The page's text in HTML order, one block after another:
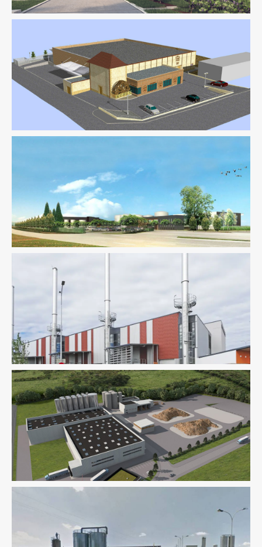
Industrie Ingenierie TCE Pilotage D'opération / MOEX
Développement Durable Industrie Ingenierie TCE Pilotage
D'opération / MOEX
Structure
Industrie Ingenierie TCE
Fluides Industrie Ingenierie TCE Structure Thermique
VRD